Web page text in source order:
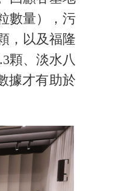
數量），污
，以及福隆
顆、淡水八
據才有助於